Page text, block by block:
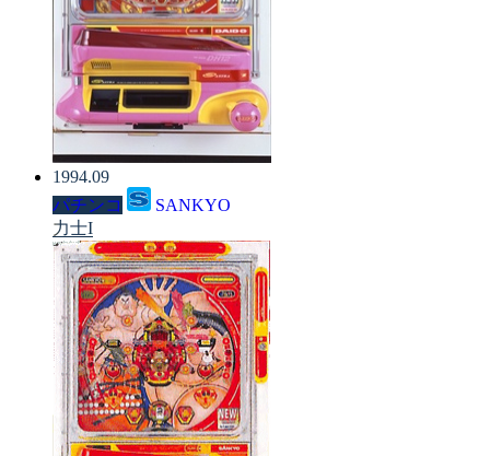
1994.09
パチンコ
SANKYO
力士I